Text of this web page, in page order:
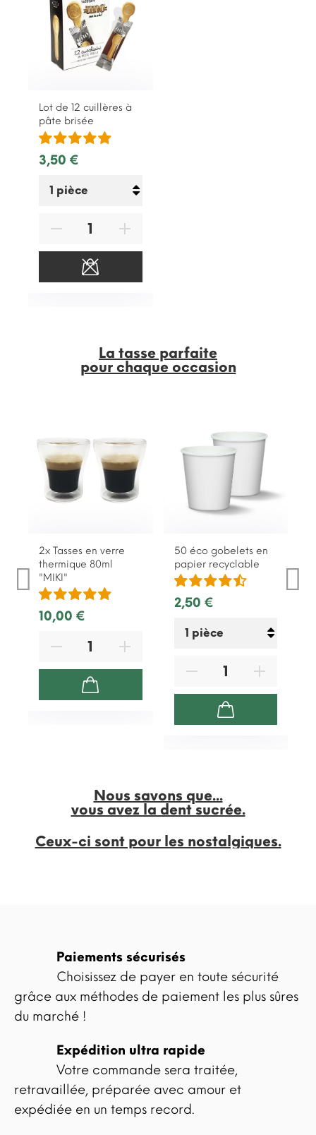
Lot de 12 cuillères à
pâte brisée
3,50 €
La tasse parfaite
pour chaque occasion
2x Tasses en verre
thermique 80ml
"MIKI"
10,00 €
50 éco gobelets en
papier recyclable
2,50 €
Nous savons que...
vous avez la dent sucrée.
Ceux-ci sont pour les nostalgiques.
Paiements sécurisés
Choisissez de payer en toute sécurité
grâce aux méthodes de paiement les plus sûres
du marché !
Expédition ultra rapide
Votre commande sera traitée,
retravaillée, préparée avec amour et
expédiée en un temps record.